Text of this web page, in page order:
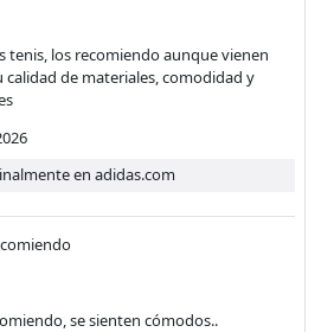
tenis, los recomiendo aunque vienen
calidad de materiales, comodidad y
en adidas.com
se sienten cómodos..